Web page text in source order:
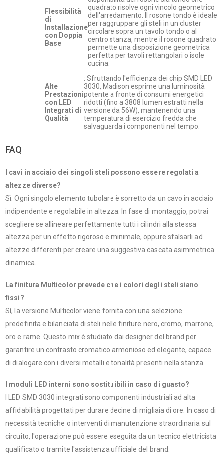
Flessibilità
di
Installazione
con Doppia
Base
quadrato risolve ogni vincolo geometrico
dell'arredamento. Il rosone tondo è ideale
per raggruppare gli steli in un cluster
circolare sopra un tavolo tondo o al
centro stanza, mentre il rosone quadrato
permette una disposizione geometrica
perfetta per tavoli rettangolari o isole
cucina.
Alte
Prestazioni
con LED
Integrati di
Qualità
: Sfruttando l'efficienza dei chip SMD LED
3030, Madison esprime una luminosità
potente a fronte di consumi energetici
ridotti (fino a 3808 lumen estratti nella
versione da 56W), mantenendo una
temperatura di esercizio fredda che
salvaguarda i componenti nel tempo.
FAQ
I cavi in acciaio dei singoli steli possono essere regolati a
altezze diverse?
Sì. Ogni singolo elemento tubolare è sorretto da un cavo in acciaio
indipendente e regolabile in altezza. In fase di montaggio, potrai
scegliere se allineare perfettamente tutti i cilindri alla stessa
altezza per un effetto rigoroso e minimale, oppure sfalsarli ad
altezze differenti per creare una suggestiva cascata asimmetrica
dinamica.
La finitura Multicolor prevede che i colori degli steli siano
fissi?
Sì, la versione Multicolor viene fornita con una selezione
predefinita e bilanciata di steli nelle finiture nero, cromo, marrone,
oro e rame. Questo mix è studiato dai designer del brand per
garantire un contrasto cromatico armonioso ed elegante, capace
di dialogare con i diversi metalli e tonalità presenti nella stanza.
I moduli LED interni sono sostituibili in caso di guasto?
I LED SMD 3030 integrati sono componenti industriali ad alta
affidabilità progettati per durare decine di migliaia di ore. In caso di
necessità tecniche o interventi di manutenzione straordinaria sul
circuito, l'operazione può essere eseguita da un tecnico elettricista
qualificato o tramite l'assistenza ufficiale del brand.